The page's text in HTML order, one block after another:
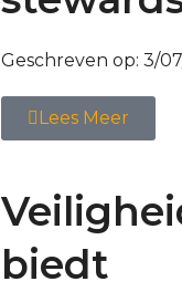
Geschreven op: 3/
Lees Meer
biedt